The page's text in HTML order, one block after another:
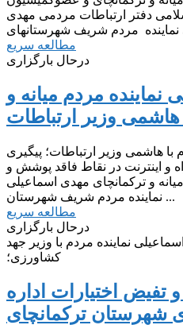
دفتر ارتباطات مردمی مهدی
مطالعه سریع
درحال بارگزاری
نماینده مردم میانه و
هاشمی وزیر ارتباطات
با هاشمی وزیر ارتباطات؛ پیگیری
و اینترنت در نقاط فاقد پوشش و
و ترکمانچای مهدی اسماعیلی
نماینده مردم شریف شهرستان ...
مطالعه سریع
درحال بارگزاری
نماینده مردم با وزیر جهد
کشاورزی؛
و تفیض اختیارات اداره
شهرستان ترکمانچای